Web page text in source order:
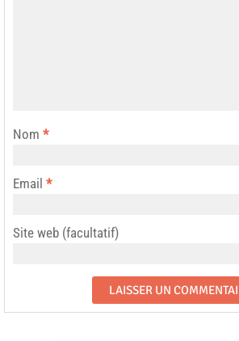
Nom *
Email *
Site web (facultatif)